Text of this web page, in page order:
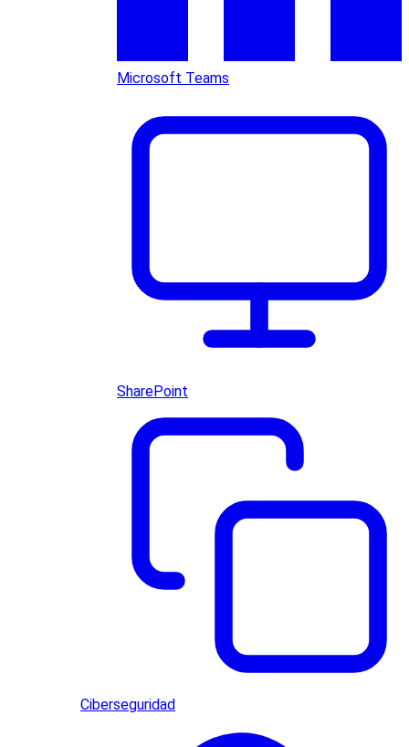
Microsoft Teams
SharePoint
Ciberseguridad